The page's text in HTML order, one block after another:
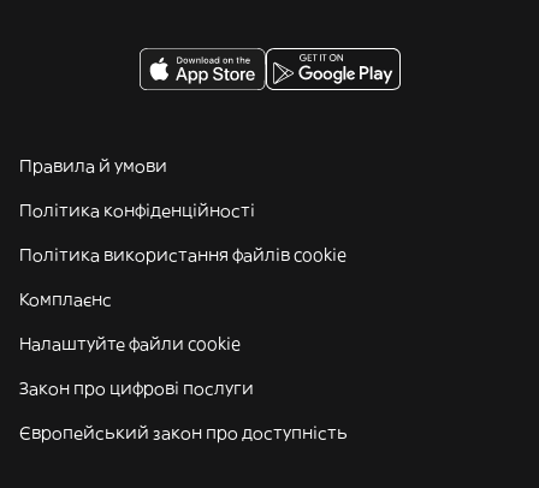
Правила й умови
Політика конфіденційності
Політика використання файлів cookie
Комплаєнс
Налаштуйте файли cookie
Закон про цифрові послуги
Європейський закон про доступність